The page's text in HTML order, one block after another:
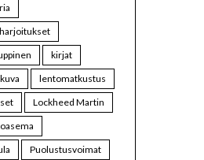
kirjat
lentomatkustus
Lockheed Martin
Puolustusvoimat